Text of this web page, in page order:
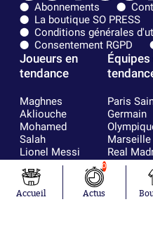
Abonnements
La boutique SO PRESS
Conditions générales
Consentement RGPD
Joueurs en
tendance
Maghnes
Akliouche
Mohamed
Salah
Lionel Messi
Ferrán Torres
Kilian Corredor
Franco
Mastantuono
Équipes
Paris
Germain
Marseille
Real
FIFA
lyonnais
AS
Accueil
0
Actus